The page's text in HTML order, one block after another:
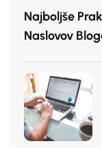
Najboljše
Naslovov